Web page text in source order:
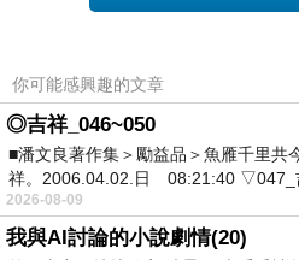
日本料理,台中美食推薦
你可能感興趣的文章
◎吉祥_046~050
■潘文良著作集＞勵益品＞魚雁千里
祥。2006.04.02.日 08:21:40
2026-08-09
我與AI討論的小說劇情(20)